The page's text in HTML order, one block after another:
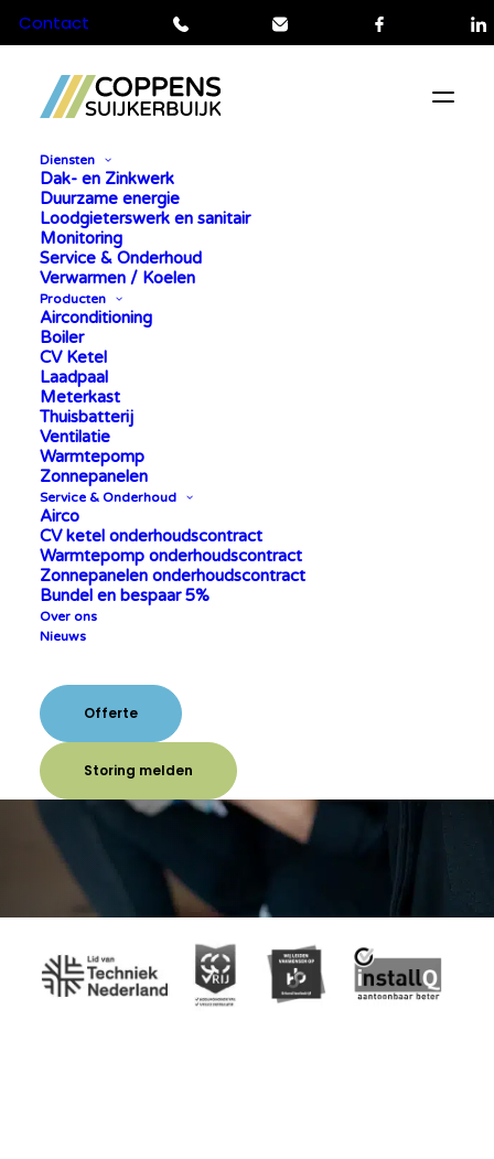
Contact Telefoon Mail Facebook
Diensten
Dak- en Zinkwerk
Duurzame energie
Loodgieterswerk en sanitair
Monitoring
Service & Onderhoud
Verwarmen / Koelen
Producten
Airconditioning
Boiler
CV Ketel
Laadpaal
Meterkast
Thuisbatterij
Ventilatie
Warmtepomp
Zonnepanelen
Service & Onderhoud
Airco
CV ketel onderhoudscontract
Warmtepomp onderhoudscontract
Zonnepanelen onderhoudscontract
Bundel en bespaar 5%
Over ons
Nieuws
Offerte
Storing melden
COPPENS SUIJKERBUIJK:
UW TOTAALINSTALLATEUR
Uw totaalinstallateur in de regio
Snelle en flexibele service
Uitsluitend kwalitatieve A-merken
(zoals Vaillant, Daikin en Solaredge)
Ervaren en gepassioneerde
professionals
Gecertificeerd en erkend installateur